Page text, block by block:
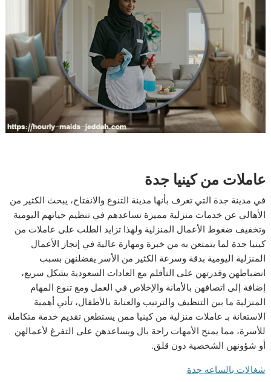
عاملات من كينيا جدة
في مدينة جدة التي تعرف بأنها مدينة التنوع والانفتاح، يبحث الكثير من
الأهالي عن خدمات منزلية مميزة تساعدهم في تنظيم حياتهم اليومية
وتخفيف ضغوط الأعمال المنزلية ولهذا تزايد الطلب على عاملات من
كينيا جدة لما يتمتعن به من خبرة ومهارة عالية في إنجاز الأعمال
المنزلية اليومية بدقة وسرعة الكثير من الأسر يفضلنهن بسبب
انضباطهن وقدرتهن على التأقلم مع العادات السعودية بشكل سريع،
إضافة إلى اتصافهن بالأمانة والإخلاص في العمل ومع تنوع المهام
المنزلية ما بين التنظيف والترتيب والعناية بالأطفال، تأتي أهمية
الاستعانة بـ عاملات منزلية من كينيا ممن يستطعن تقديم خدمة متكاملة
للأسرة، مما يمنح الأمهات راحة بال ويساعدهن على التفرغ لأعمالهن
أو شؤونهن الشخصية دون قلق.
شغالات بالساعه جدة